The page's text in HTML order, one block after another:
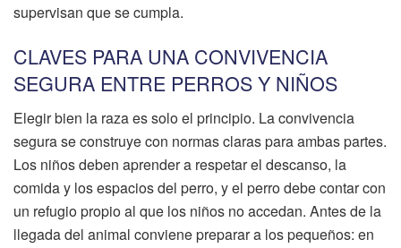
supervisan que se cumpla.
CLAVES PARA UNA CONVIVENCIA
SEGURA ENTRE PERROS Y NIÑOS
Elegir bien la raza es solo el principio. La convivencia
segura se construye con normas claras para ambas partes.
Los niños deben aprender a respetar el descanso, la
comida y los espacios del perro, y el perro debe contar con
un refugio propio al que los niños no accedan. Antes de la
llegada del animal conviene preparar a los pequeños: en